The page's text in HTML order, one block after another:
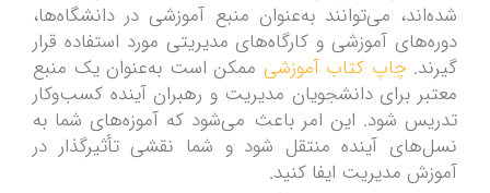
شده‌اند، می‌توانند به‌عنوان منبع آموزشی در دانشگاه‌ها،
دوره‌های آموزشی و کارگاه‌های مدیریتی مورد استفاده قرار
گیرند. چاپ کتاب آموزشی ممکن است به‌عنوان یک منبع
معتبر برای دانشجویان مدیریت و رهبران آینده کسب‌وکار
تدریس شود. این امر باعث می‌شود که آموزه‌های شما به
نسل‌های آینده منتقل شود و شما نقشی تأثیرگذار در
آموزش مدیریت ایفا کنید.